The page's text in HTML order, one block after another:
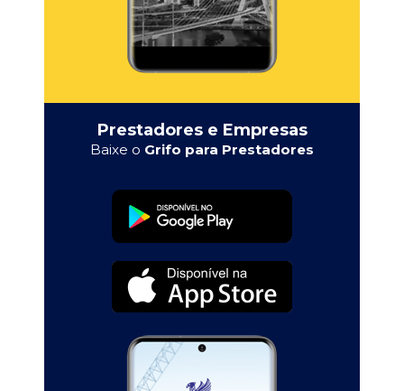
Prestadores e Empresas
Baixe o Grifo para Prestadores